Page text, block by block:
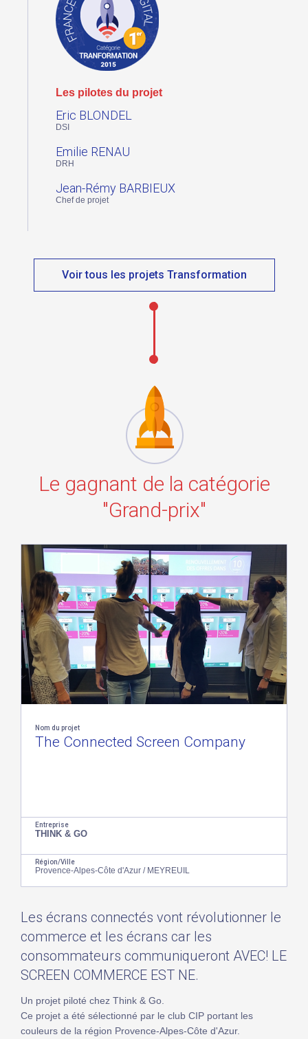
Les pilotes du projet
Eric BLONDEL
DSI
Emilie RENAU
DRH
Jean-Rémy BARBIEUX
Chef de projet
Voir tous les projets Transformation
Le gagnant de la catégorie
"Grand-prix"
Nom du projet
The Connected Screen Company
Entreprise
THINK & GO
Région/Ville
Provence-Alpes-Côte d'Azur / MEYREUIL
Les écrans connectés vont révolutionner le
commerce et les écrans car les
consommateurs communiqueront AVEC! LE
SCREEN COMMERCE EST NE.
Un projet piloté chez Think & Go.
Ce projet a été sélectionné par le club CIP portant les
couleurs de la région Provence-Alpes-Côte d'Azur.